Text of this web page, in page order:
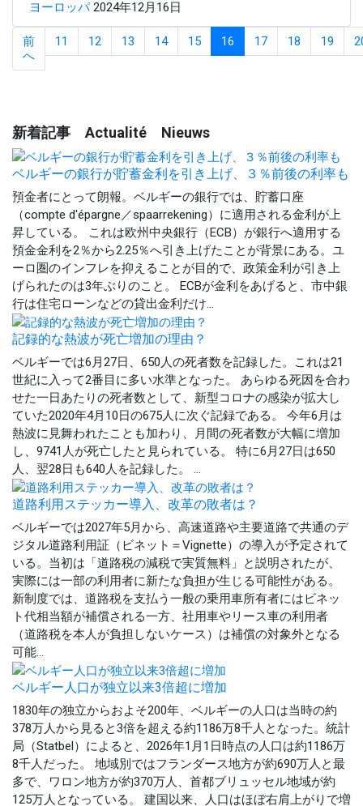
ヨーロッパ 2024年12月16日
前
へ
11 12 13 14 15 16 17 18 19
新着記事 Actualité Nieuws
ベルギーの銀行が貯蓄金利を引き上げ、３％前後の利率も
預金者にとって朗報。ベルギーの銀行では、貯蓄口座
（compte d'épargne／spaarrekening）に適用される金利が上
昇している。 これは欧州中央銀行（ECB）が銀行へ適用する
預金金利を2％から2.25％へ引き上げたことが背景にある。ユ
ーロ圏のインフレを抑えることが目的で、政策金利が引き上
げられたのは3年ぶりのこと。 ECBが金利をあげると、市中銀
行は住宅ローンなどの貸出金利だけ...
記録的な熱波が死亡増加の理由？
ベルギーでは6月27日、650人の死者数を記録した。これは21
世紀に入って2番目に多い水準となった。 あらゆる死因を合わ
せた一日あたりの死者数として、新型コロナの感染が拡大し
ていた2020年4月10日の675人に次ぐ記録である。 今年6月は
熱波に見舞われたことも加わり、月間の死者数が大幅に増加
し、9741人が死亡したと見られている。 特に6月27日は650
人、翌28日も640人を記録した。 ...
道路利用ステッカー導入、改革の敗者は？
ベルギーでは2027年5月から、高速道路や主要道路で共通のデ
ジタル道路利用証（ビネット＝Vignette）の導入が予定されて
いる。当初は「道路税の減税で実質無料」と説明されたが、
実際には一部の利用者に新たな負担が生じる可能性がある。
新制度では、道路税を支払う一般の乗用車所有者にはビネッ
ト代相当額が補償される一方、社用車やリース車の利用者
（道路税を本人が負担しないケース）は補償の対象外となる
可能...
ベルギー人口が独立以来3倍超に増加
1830年の独立からおよそ200年、ベルギーの人口は当時の約
378万人から見ると3倍を超える約1186万8千人となった。統計
局（Statbel）によると、2026年1月1日時点の人口は約1186万
8千人だった。 地域別ではフランダース地方が約690万人と最
多で、ワロン地方が約370万人、首都ブリュッセル地域が約
125万人となっている。 建国以来、人口はほぼ右肩上がりで増